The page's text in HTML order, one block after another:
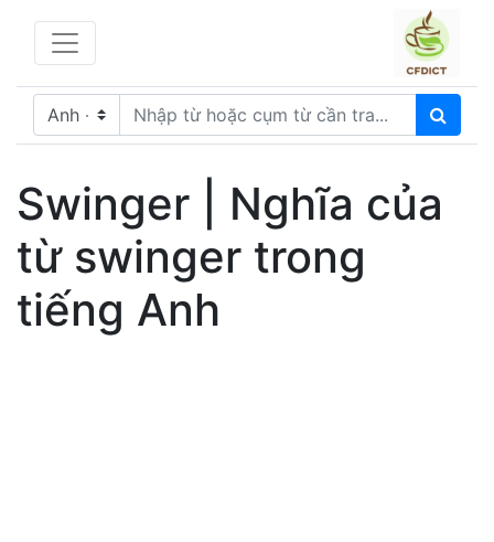
Swinger | Nghĩa của
từ swinger trong
tiếng Anh